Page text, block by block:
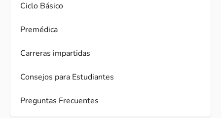
Ciclo Básico
Premédica
Carreras impartidas
Consejos para Estudiantes
Preguntas Frecuentes